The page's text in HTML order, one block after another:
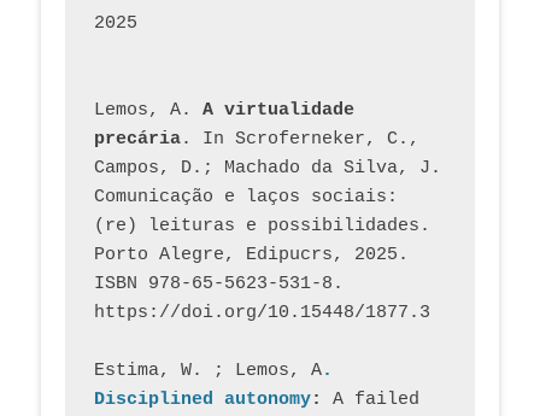
2025
Lemos, A. A virtualidade
precária. In Scroferneker, C.,
Campos, D.; Machado da Silva, J.
Comunicação e laços sociais:
(re) leituras e possibilidades.
Porto Alegre, Edipucrs, 2025.
ISBN 978-65-5623-531-8.
https://doi.org/10.15448/1877.3
Estima, W. ; Lemos, A.
Disciplined autonomy: A failed